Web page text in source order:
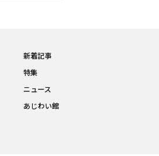
新着記事
特集
ニュース
あじわい館